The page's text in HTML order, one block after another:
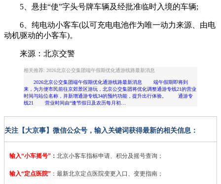
5、悬挂“使”字头号牌车辆及经批准临时入境的车辆;
6、纯电动小客车(以可充电电池作为唯一动力来源、由电
动机驱动的小客车)。
来源：北京交警
相关推荐: 2026北京公交集团端午假期优化通游线路最新消息
2026北京公交集团端午假期优化通游线路最新消息 端午假期即将到
来，为方便市民前往京郊景区游玩，北京公交集团将优化调整通游专线21的营业
时间与站位名称，并新增通游专线34的预约功能，提升出行体验。 通游专
线21 营业时间由“逢节假日及农历每月初…
关注【大京事】微信公众号，输入关键词获得最新的相关信息：
输入“小车摇号” ： 北京小客车指标申请、积分及摇号查询；
输入“定点医院” ： 最新北京定点医院变更入口、变更指南；